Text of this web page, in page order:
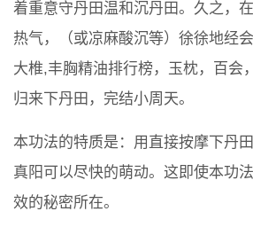
着重意守丹田温和沉丹田。久之，
热气，（或凉麻酸沉等）徐徐地经
大椎,丰胸精油排行榜，玉枕，百会
归来下丹田，完结小周天。
本功法的特质是：用直接按摩下丹
真阳可以尽快的萌动。这即使本功
效的秘密所在。